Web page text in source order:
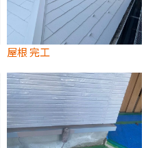
屋根 完工